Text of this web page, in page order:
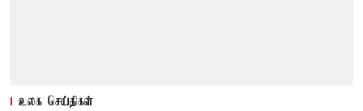
உலக செய்திகள்